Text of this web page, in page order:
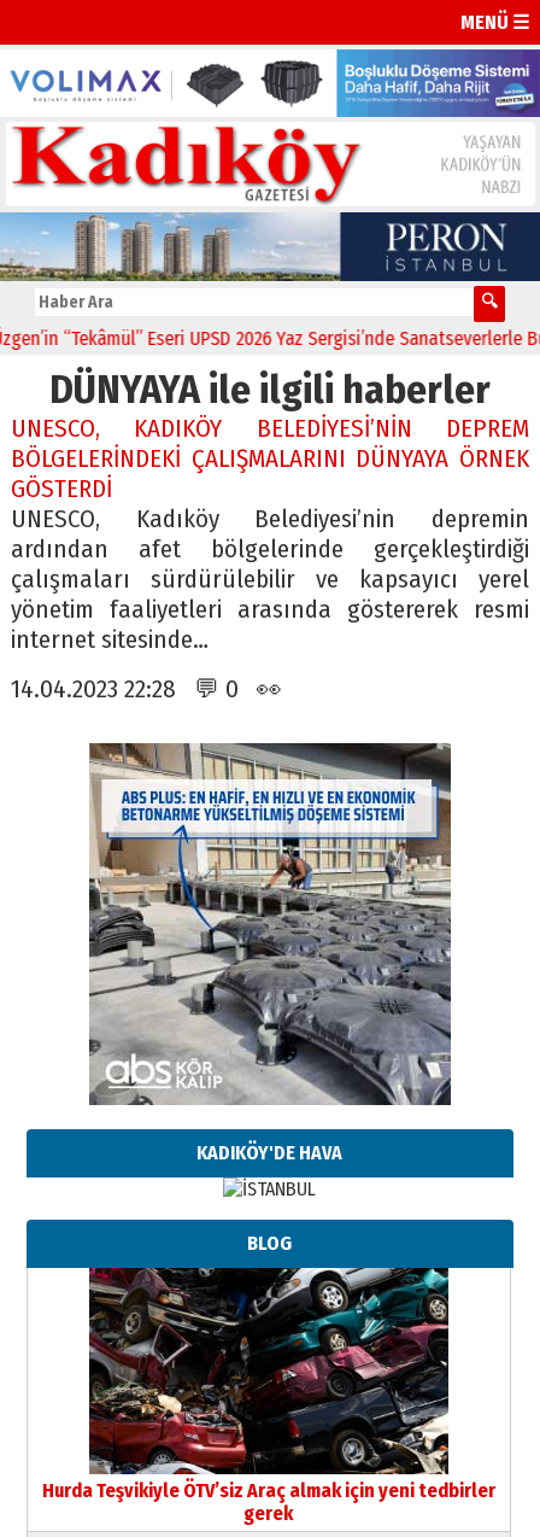
MENÜ ☰
“Tekâmül” Eseri UPSD 2026 Yaz Sergisi’nde Sanatseverlerle
DÜNYAYA ile ilgili haberler
UNESCO, KADIKÖY BELEDİYESİ’NİN DEPREM
BÖLGELERİNDEKİ ÇALIŞMALARINI DÜNYAYA ÖRNEK
GÖSTERDİ
UNESCO, Kadıköy Belediyesi’nin depremin
ardından afet bölgelerinde gerçekleştirdiği
çalışmaları sürdürülebilir ve kapsayıcı yerel
yönetim faaliyetleri arasında göstererek resmi
internet sitesinde…
14.04.2023 22:28 💬 0 👀
KADIKÖY'DE HAVA
BLOG
Hurda Teşvikiyle ÖTV’siz Araç almak için yeni tedbirler
gerek